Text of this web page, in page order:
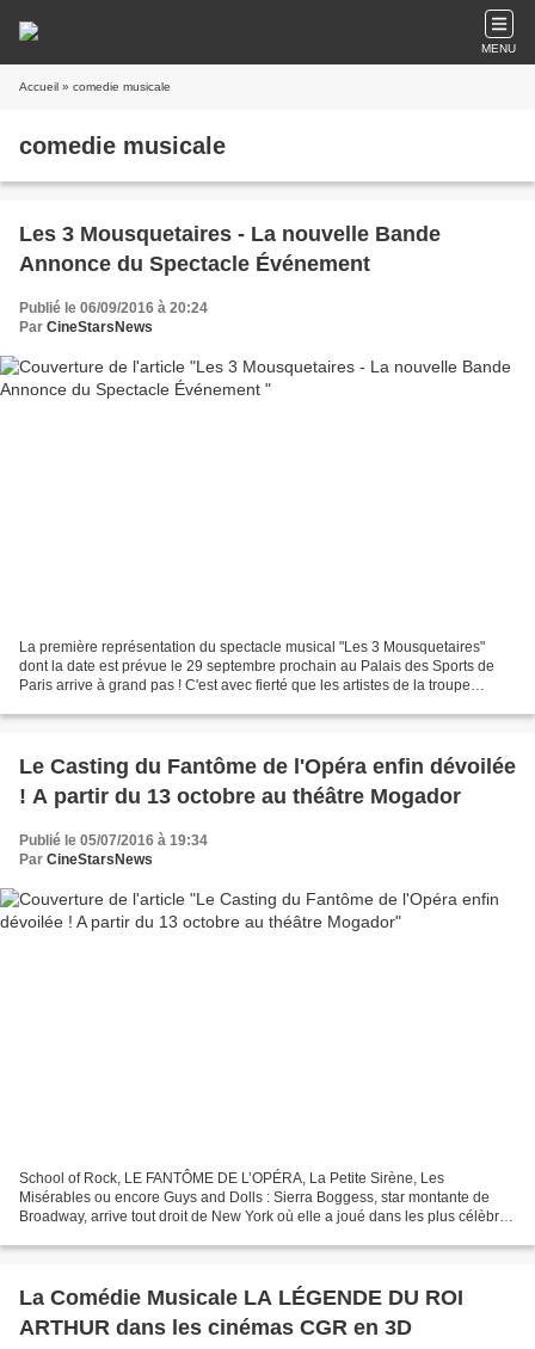
MENU
Accueil » comedie musicale
comedie musicale
Les 3 Mousquetaires - La nouvelle Bande
Annonce du Spectacle Événement
Publié le 06/09/2016 à 20:24
Par CineStarsNews
La première représentation du spectacle musical "Les 3 Mousquetaires"
dont la date est prévue le 29 septembre prochain au Palais des Sports de
Paris arrive à grand pas ! C'est avec fierté que les artistes de la troupe
Le Casting du Fantôme de l'Opéra enfin dévoilée
! A partir du 13 octobre au théâtre Mogador
Publié le 05/07/2016 à 19:34
Par CineStarsNews
School of Rock, LE FANTÔME DE L’OPÉRA, La Petite Sirène, Les
Misérables ou encore Guys and Dolls : Sierra Boggess, star montante de
Broadway, arrive tout droit de New York où elle a joué dans les plus célèbres
La Comédie Musicale LA LÉGENDE DU ROI
ARTHUR dans les cinémas CGR en 3D